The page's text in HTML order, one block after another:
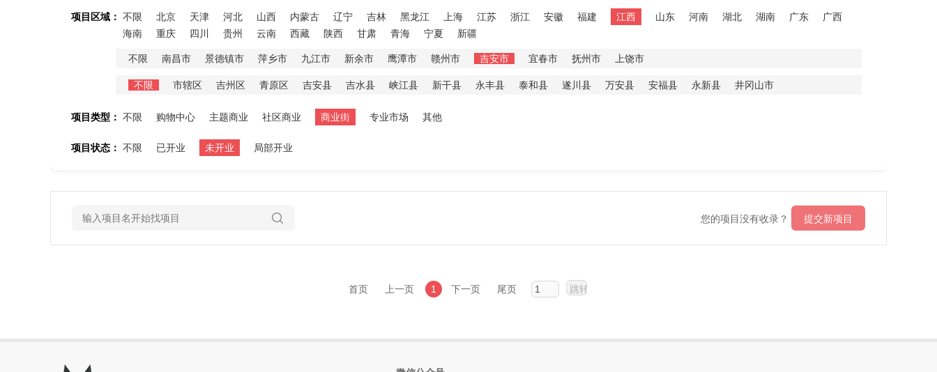
项目区域： 不限 北京 天津 河北 山西 内蒙古 辽宁 吉林 黑龙江 上海 江苏 浙江 安徽 福建 江西 山东 河南 湖北 湖南 广东
广西
海南
重庆 四川 贵州 云南 西藏 陕西 甘肃 青海 宁夏 新疆
不限 南昌市 景德镇市 萍乡市 九江市 新余市 鹰潭市 赣州市 吉安市 宜春市 抚州市 上饶市
不限 市辖区 吉州区 青原区 吉安县 吉水县 峡江县 新干县 永丰县 泰和县 遂川县 万安县 安福县 永新县 井冈山市
项目类型： 不限 购物中心 主题商业 社区商业 商业街 专业市场 其他
项目状态： 不限 已开业 未开业 局部开业
您的项目没有收录？ 提交新项目
首页 上一页 1 下一页 尾页